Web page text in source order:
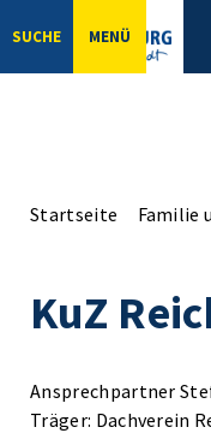
SUCHE MENÜ
Startseite Familie
KuZ
Ansprechpartner
Träger: Dachverein